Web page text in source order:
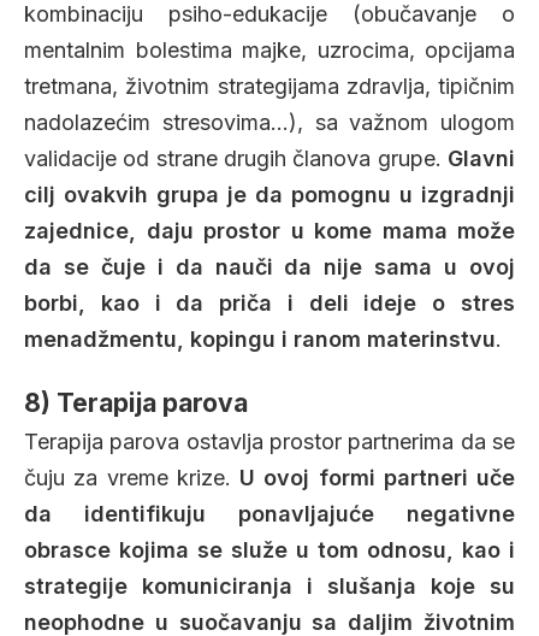
kombinaciju psiho-edukacije (obučavanje o
mentalnim bolestima majke, uzrocima, opcijama
tretmana, životnim strategijama zdravlja, tipičnim
nadolazećim stresovima…), sa važnom ulogom
validacije od strane drugih članova grupe. Glavni
cilj ovakvih grupa je da pomognu u izgradnji
zajednice, daju prostor u kome mama može
da se čuje i da nauči da nije sama u ovoj
borbi, kao i da priča i deli ideje o stres
menadžmentu, kopingu i ranom materinstvu.
8) Terapija parova
Terapija parova ostavlja prostor partnerima da se
čuju za vreme krize. U ovoj formi partneri uče
da identifikuju ponavljajuće negativne
obrasce kojima se služe u tom odnosu, kao i
strategije komuniciranja i slušanja koje su
neophodne u suočavanju sa daljim životnim